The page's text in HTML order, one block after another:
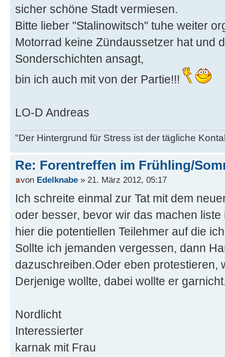
sicher schöne Stadt vermiesen.
Bitte lieber "Stalinowitsch" tuhe weiter
Motorrad keine Zündaussetzer hat und
Sonderschichten ansagt,
bin ich auch mit von der Partie!!!
LO-D Andreas
"Der Hintergrund für Stress ist der tägliche
Re: Forentreffen im Frühling/
von Edelknabe » 21. März 2012, 05:17
Ich schreite einmal zur Tat mit dem
oder besser, bevor wir das machen
hier die potentiellen Teilehmer auf die
Sollte ich jemanden vergessen, dann
dazuschreiben.Oder eben protestieren,
Derjenige wollte, dabei wollte er
Nordlicht
Interessierter
karnak mit Frau